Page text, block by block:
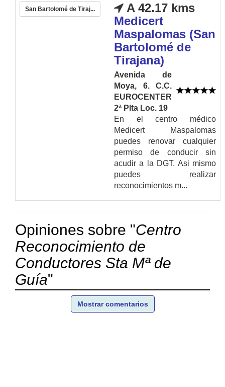
San Bartolomé de Tiraj...
A 42.17 kms
Medicert
Maspalomas (San
Bartolomé de
Tirajana)
Avenida de
Moya, 6. C.C.
EUROCENTER
2ª Plta Loc. 19
En el centro médico
Medicert Maspalomas
puedes renovar cualquier
permiso de conducir sin
acudir a la DGT. Asi mismo
puedes realizar
reconocimientos m...
Opiniones sobre "Centro
Reconocimiento de
Conductores Sta Mª de
Guía"
Mostrar comentarios